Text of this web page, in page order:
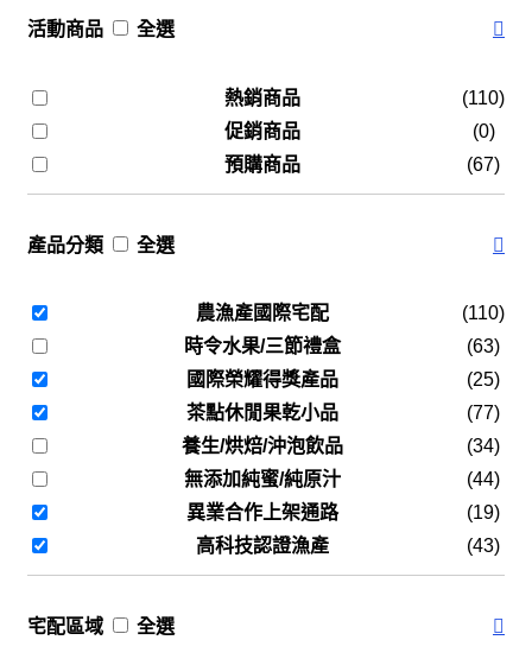
活動商品 全選
熱銷商品
(110)
促銷商品
(0)
預購商品
(67)
產品分類 全選
農漁產國際宅配
(110)
時令水果/三節禮盒
(63)
國際榮耀得獎產品
(25)
茶點休閒果乾小品
(77)
養生/烘焙/沖泡飲品
(34)
無添加純蜜/純原汁
(44)
異業合作上架通路
(19)
高科技認證漁產
(43)
宅配區域 全選